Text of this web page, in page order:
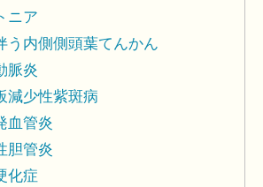
ニア
う内側側頭葉てんかん
脈炎
減少性紫斑病
血管炎
胆管炎
化症